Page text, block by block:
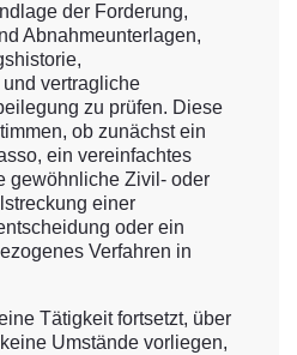
der Forderung,
Abnahmeunterlagen,
vertragliche
zu prüfen. Diese
ob zunächst ein
ein vereinfachtes
gewöhnliche Zivil- oder
einer
oder ein
Verfahren in
Tätigkeit fortsetzt, über
Umstände vorliegen,